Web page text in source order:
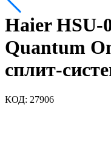
Haier HSU-
Quantum
сплит-
КОД: 27906